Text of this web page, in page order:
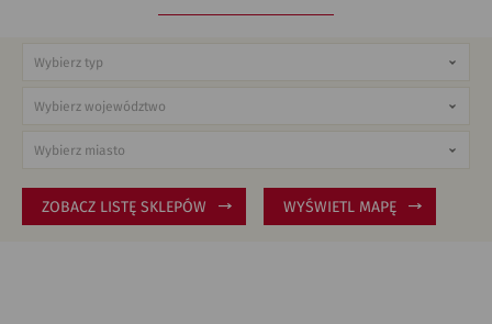
ZOBACZ LISTĘ SKLEPÓW WYŚWIETL MAPĘ